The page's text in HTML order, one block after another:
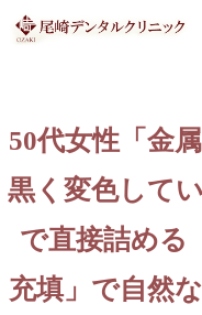
50代女性「金
黒く変色して
で直接詰める
充填」で自然